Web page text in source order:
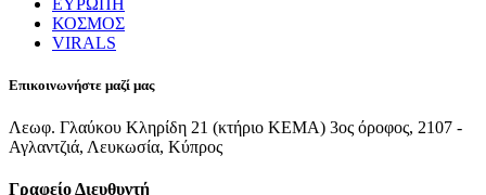
ΚΟΣΜΟΣ
VIRALS
Επικοινωνήστε μαζί μας
Λεωφ. Γλαύκου Κληρίδη 21 (κτήριο ΚΕΜΑ) 3ος όροφος, 2107 -
Αγλαντζιά, Λευκωσία, Κύπρος
Γραφείο Διευθυντή